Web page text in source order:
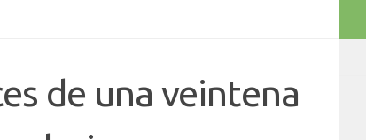
de una veintena